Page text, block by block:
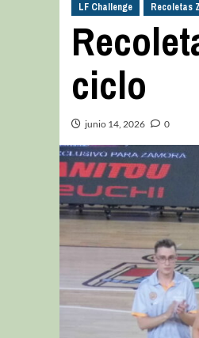
LF Challenge Recoletas
ciclo
junio 14, 2026 0